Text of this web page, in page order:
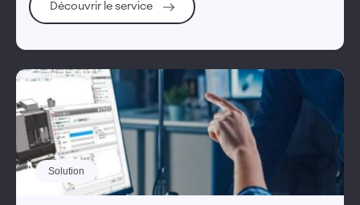
Découvrir le service
Solution